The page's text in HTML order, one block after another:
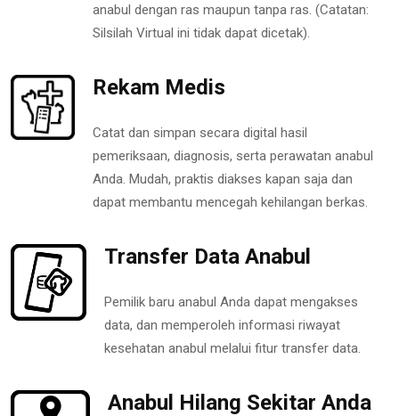
anabul dengan ras maupun tanpa ras. (Catatan:
Silsilah Virtual ini tidak dapat dicetak).
Rekam Medis
Catat dan simpan secara digital hasil
pemeriksaan, diagnosis, serta perawatan anabul
Anda. Mudah, praktis diakses kapan saja dan
dapat membantu mencegah kehilangan berkas.
Transfer Data Anabul
Pemilik baru anabul Anda dapat mengakses
data, dan memperoleh informasi riwayat
kesehatan anabul melalui fitur transfer data.
Anabul Hilang Sekitar Anda